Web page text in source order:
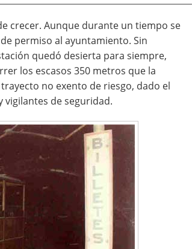
crecer. Aunque durante un tiempo se
permiso al ayuntamiento. Sin
quedó desierta para siempre,
los escasos 350 metros que la
no exento de riesgo, dado el
vigilantes de seguridad.